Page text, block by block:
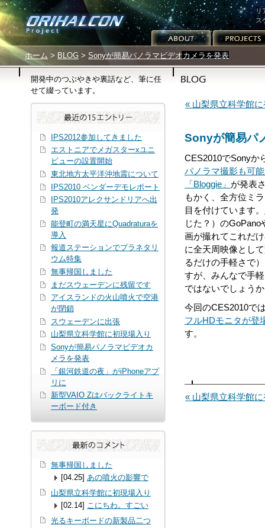
リ
ス
サイトメニュー
パンくずリスト
ホーム > BLOG > Sonyが簡易パノラマビデオカメラを発表
« 山梨県立科学館
Sonyが簡易パ
CES2010でSonyか
パノラマ撮影も可
「Bloggie」 が発表
もかく、全方位ミ
目を付けています。
じた？）のGoPano
画が撮れてこれだ
に全天周映像とし
るだけの手軽さで
すが、みんなで手
ではないでしょう
今回のCES2010で
フルHDモニタが登
す。
« 山梨県立科学館
開発中のつぶやきや裏話など、筆に任
せて綴っています。
IPS2012参加してきました
エストニアでメガスターxユニ
ビューの設置開始
東北地方太平洋沖地震について
IPS2010 ベンダーデモレポート
IPS2010アレクサンドリアへ出
発
能登町の満天星にQuadraturaを
導入
報道ステーションでプラネタリ
ウム特集
無事帰国しました
まだスウェーデンに残留です
アイスランドの火山噴火で空港
が閉鎖
スウェーデンに出張
山梨県立科学館に初現場入り
Sonyが簡易パノラマビデオカ
メラを発表
「銀河鉄道の夜」がiPhoneアプ
リに
新型VAIO Zはバックライトキ
ーボード付き
無事帰国しました
[04.25] あの噴火の影響で
山梨県立科学館に初現場入り
[02.14] こにちわ。すごい
光るキーボードの新製品二つ